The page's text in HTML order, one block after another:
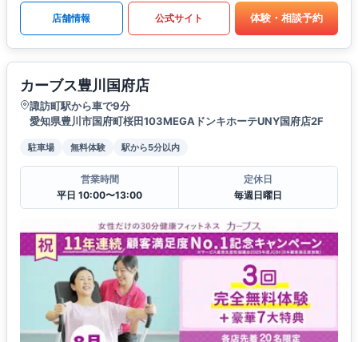
店舗情報 公式サイト 体験・相談予約
カーブス豊川国府店
諏訪町駅から車で9分
愛知県豊川市国府町桜田103MEGAドンキホーテUNY国府店2F
駐車場 無料体験 駅から5分以内
営業時間
平日 10:00〜13:00
定休日
毎週日曜日